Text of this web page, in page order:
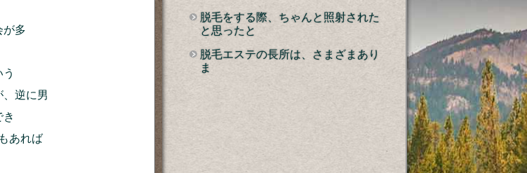
が多
逆に男
あれば
脱毛をする際、ちゃんと照射された
と思ったと
脱毛エステの長所は、さまざまあり
ま